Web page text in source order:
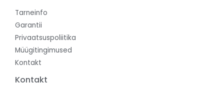
Tarneinfo
Garantii
Privaatsuspoliitika
Müügitingimused
Kontakt
Kontakt